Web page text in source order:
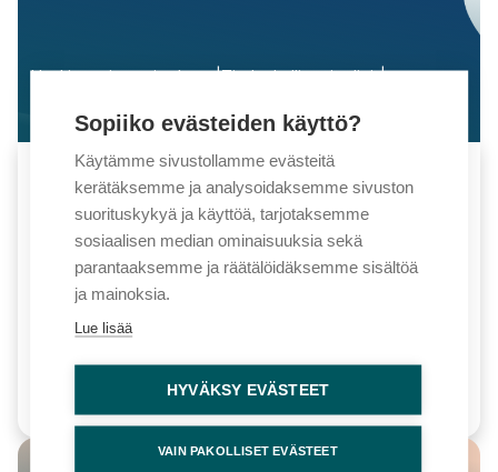
Hankinnat ja sopimukset
Tiedonhallinta ja digi
Ympäristönsuojelu ja jätehuolto
Turvallisuus- ja huoltovarmuuskriittiset
hankinnat ja varautuminen -
koulutuskokonaisuus
30.10.2026-11.11.2026
Etäkoulutus
Sopiiko evästeiden käyttö?
Käytämme sivustollamme evästeitä
kerätäksemme ja analysoidaksemme sivuston
suorituskykyä ja käyttöä, tarjotaksemme
sosiaalisen median ominaisuuksia sekä
parantaaksemme ja räätälöidäksemme sisältöä
ja mainoksia.
Lue lisää
HYVÄKSY EVÄSTEET
VAIN PAKOLLISET EVÄSTEET